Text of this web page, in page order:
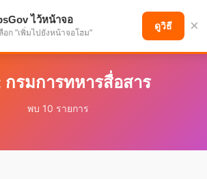
เพื่ออนาคตที่ก้าวหน้า
กรมการทหารสื่อสาร
พบ 10 รายการ
ไว้หน้าจอ
ก "เพิ่มไปยังหน้าจอโฮม"
ดูวิธี ×